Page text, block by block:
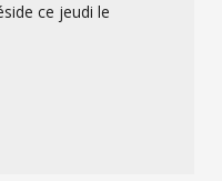
ce jeudi le